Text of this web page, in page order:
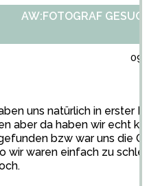
AW:FOTOGRAF
09/
uns natürlich in erster
aber da haben wir echt
bzw war uns die
wir waren einfach zu